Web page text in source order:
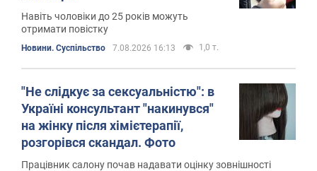
Навіть чоловіки до 25 років можуть
отримати повістку
Новини. Суспільство 7.08.2026 16:13 1,0 т.
"Не слідкує за сексуальністю": в
Україні консультант "накинувся"
на жінку після хімієтерапії,
розгорівся скандал. Фото
Працівник салону почав надавати оцінку зовнішності